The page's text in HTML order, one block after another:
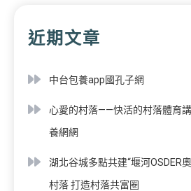
近期文章
中台包養app國孔子網
心愛的村落——快活的村落體育
養網網
湖北谷城多點共建“堰河OSDER
村落 打造村落共富圈